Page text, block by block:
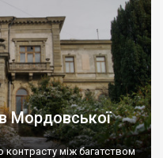
Мордовської
контрасту між багатством